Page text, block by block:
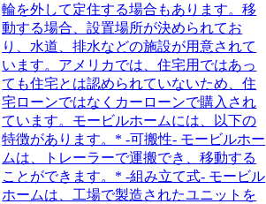
輪を外して定住する場合もあります。移
動する場合、設置場所が決められてお
り、水道、排水などの施設が用意されて
います。アメリカでは、住宅用ではあっ
ても住宅とは認められていないため、住
宅ローンではなくカーローンで購入され
ています。モービルホームには、以下の
特徴があります。* -可搬性- モービルホー
ムは、トレーラーで運搬でき、移動する
ことができます。* -組み立て式- モービル
ホームは、工場で製造されたユニットを